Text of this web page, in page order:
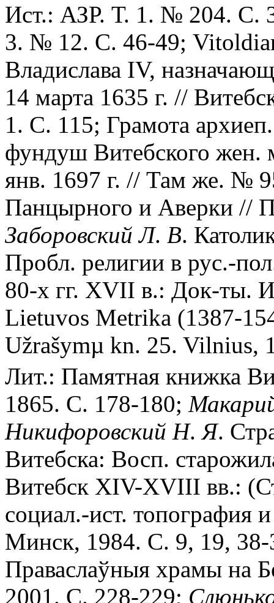
Ист.: АЗР. Т. 1. № 204. С.
3. № 12. С. 46-49;
Владислава IV,
14 марта 1635 г. //
1. С. 115; Грамота
фундуш Витебского жен.
янв. 1697 г. // Там же. №
Панцырного и Аверки //
Заборовский Л. В.
Пробл. религии в рус.-
80-х гг. XVII в.: Док-ты.
Lietuvos Metrika (1387-
Užrašymµ kn. 25. Vilnius,
Лит.: Памятная книжка
1865. С. 178-180;
Никифоровский Н.Я.
Витебска: Восп.
Витебск XIV-XVIII вв.:
социал.-ист. топография
Минск, 1984. С. 9, 19,
Праваслаўныя храмы на
2001. С. 228-229;